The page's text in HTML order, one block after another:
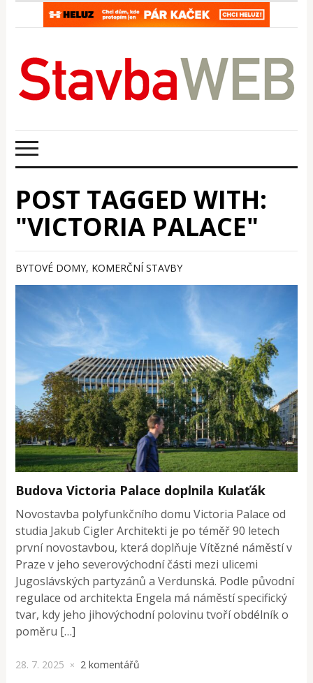
POST TAGGED WITH:
"VICTORIA PALACE"
BYTOVÉ DOMY, KOMERČNÍ STAVBY
Budova Victoria Palace doplnila Kulaťák
Novostavba polyfunkčního domu Victoria Palace od
studia Jakub Cigler Architekti je po téměř 90 letech
první novostavbou, která doplňuje Vítězné náměstí v
Praze v jeho severovýchodní části mezi ulicemi
Jugoslávských partyzánů a Verdunská. Podle původní
regulace od architekta Engela má náměstí specifický
tvar, kdy jeho jihovýchodní polovinu tvoří obdélník o
poměru […]
28. 7. 2025 × 2 komentářů